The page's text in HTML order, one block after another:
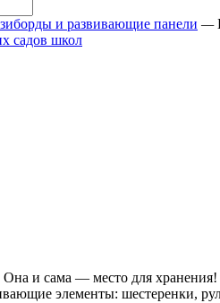
и развивающие панели —
и сама — место для
элементы: